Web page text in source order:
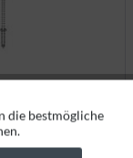
150cm
Aktiv
die bestmögliche